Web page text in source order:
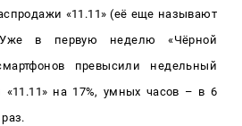
«11.11» (её еще называют
Уже в первую неделю «Чёрной
превысили недельный
«11.11» на 17%, умных часов – в 6